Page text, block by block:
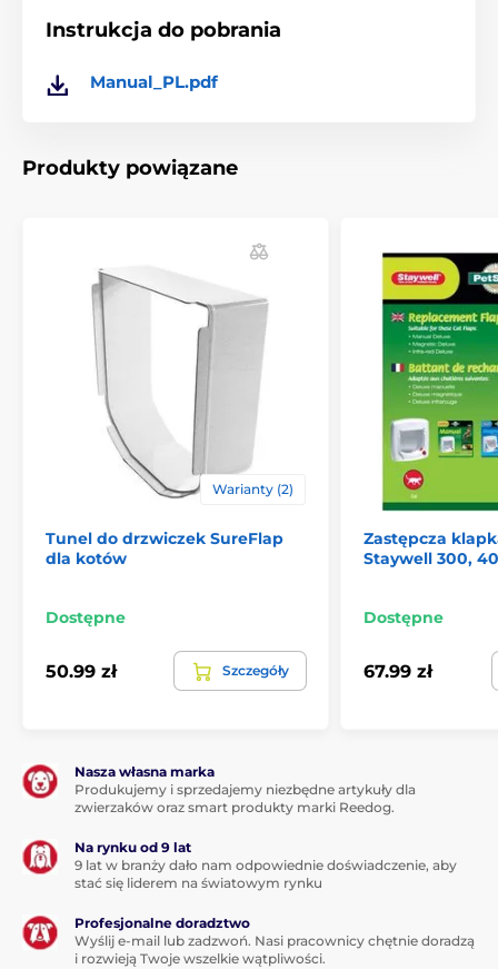
Instrukcja do pobrania
Manual_PL.pdf
Produkty powiązane
Warianty (2)
Tunel do drzwiczek SureFlap
dla kotów
Dostępne
50.99 zł Szczegóły
Zastępcza
Staywell 300,
Dostępne
67.99 zł
Nasza własna marka
Produkujemy i sprzedajemy niezbędne artykuły dla
zwierzaków oraz smart produkty marki Reedog.
Na rynku od 9 lat
9 lat w branży dało nam odpowiednie doświadczenie, aby
stać się liderem na światowym rynku
Profesjonalne doradztwo
Wyślij e-mail lub zadzwoń. Nasi pracownicy chętnie doradzą
i rozwieją Twoje wszelkie wątpliwości.